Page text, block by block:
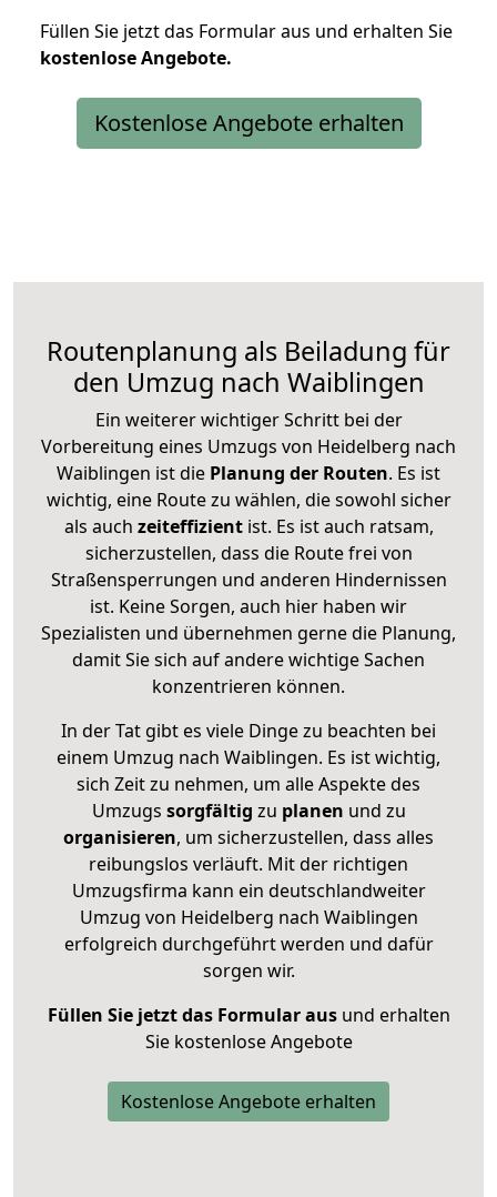
Füllen Sie jetzt das Formular aus und erhalten Sie
kostenloseAngebote.
Kostenlose Angebote erhalten
Routenplanung als Beiladung für
den Umzug nach Waiblingen
Ein weiterer wichtiger Schritt bei der
Vorbereitung eines Umzugs von Heidelberg nach
Waiblingen ist die Planung der Routen. Es ist
wichtig, eine Route zu wählen, die sowohl sicher
als auch zeiteffizientist. Es ist auch ratsam,
sicherzustellen, dass die Route frei von
Straßensperrungen und anderen Hindernissen
ist. Keine Sorgen, auch hier haben wir
Spezialisten und übernehmen gerne die Planung,
damit Sie sich auf andere wichtige Sachen
konzentrieren können.
In der Tat gibt es viele Dinge zu beachten bei
einem Umzug nach Waiblingen. Es ist wichtig,
sich Zeit zu nehmen, um alle Aspekte des
Umzugs sorgfältig zu planen und zu
organisieren, um sicherzustellen, dass alles
reibungslos verläuft. Mit der richtigen
Umzugsfirma kann ein deutschlandweiter
Umzug von Heidelberg nach Waiblingen
erfolgreich durchgeführt werden und dafür
sorgen wir.
Füllen Sie jetzt das Formular ausund erhalten
Sie kostenlose Angebote
Kostenlose Angebote erhalten